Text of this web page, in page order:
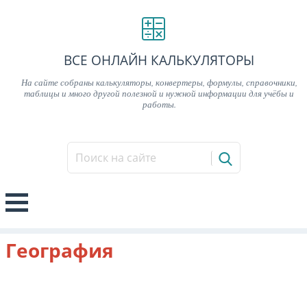
ВСЕ ОНЛАЙН КАЛЬКУЛЯТОРЫ
На сайте собраны калькуляторы, конвертеры, формулы, справочники,
таблицы и много другой полезной и нужной информации для учёбы и
работы.
География